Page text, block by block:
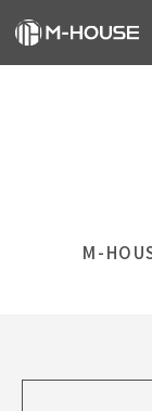
建築事業
M-